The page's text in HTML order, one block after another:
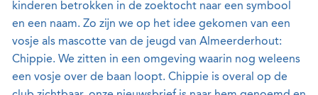
kinderen betrokken in de zoektocht naar een symbool
en een naam. Zo zijn we op het idee gekomen van een
vosje als mascotte van de jeugd van Almeerderhout:
Chippie. We zitten in een omgeving waarin nog weleens
een vosje over de baan loopt. Chippie is overal op de